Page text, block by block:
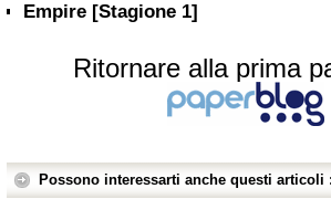
Empire [Stagione 1]
Ritornare alla prima
Possono interessarti anche questi articoli :